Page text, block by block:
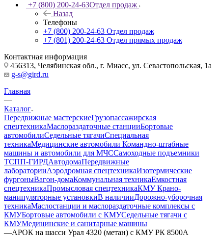
+7 (800) 200-24-63Отдел продаж
Назад
Телефоны
+7 (800) 200-24-63 Отдел продаж
+7 (801) 200-24-63 Отдел прямых продаж
Контактная информация
456313, Челябинская обл., г. Миасс, ул. Севастопольская, 1а
g-s@gird.ru
Главная
—
Каталог
Передвижные мастерскиеГрузопассажирская
спецтехникаМаслораздаточные станцииБортовые
автомобилиСедельные тягачиСпециальная
техникаМедицинские автомобили Командно-штабные
машины и автомобили для МЧССамоходные подъемники
ТСПП-ГИРДАвтодомаПередвижные
лабораторииАэродромная спецтехникаИзотермические
фургоныВагон-домаКоммунальная техникаЕмкостная
спецтехникаПромысловая спецтехникаКМУ Крано-
манипуляторные установкиВ наличииДорожно-уборочная
техникаМаслостанции и маслораздаточные комплексы с
КМУБортовые автомобили с КМУСедельные тягачи с
КМУМедицинские и санитарные машины
—АРОК на шасси Урал 4320 (метан) с КМУ РК 8500А